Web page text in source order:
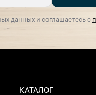
данных и соглашаетесь с
КАТАЛОГ